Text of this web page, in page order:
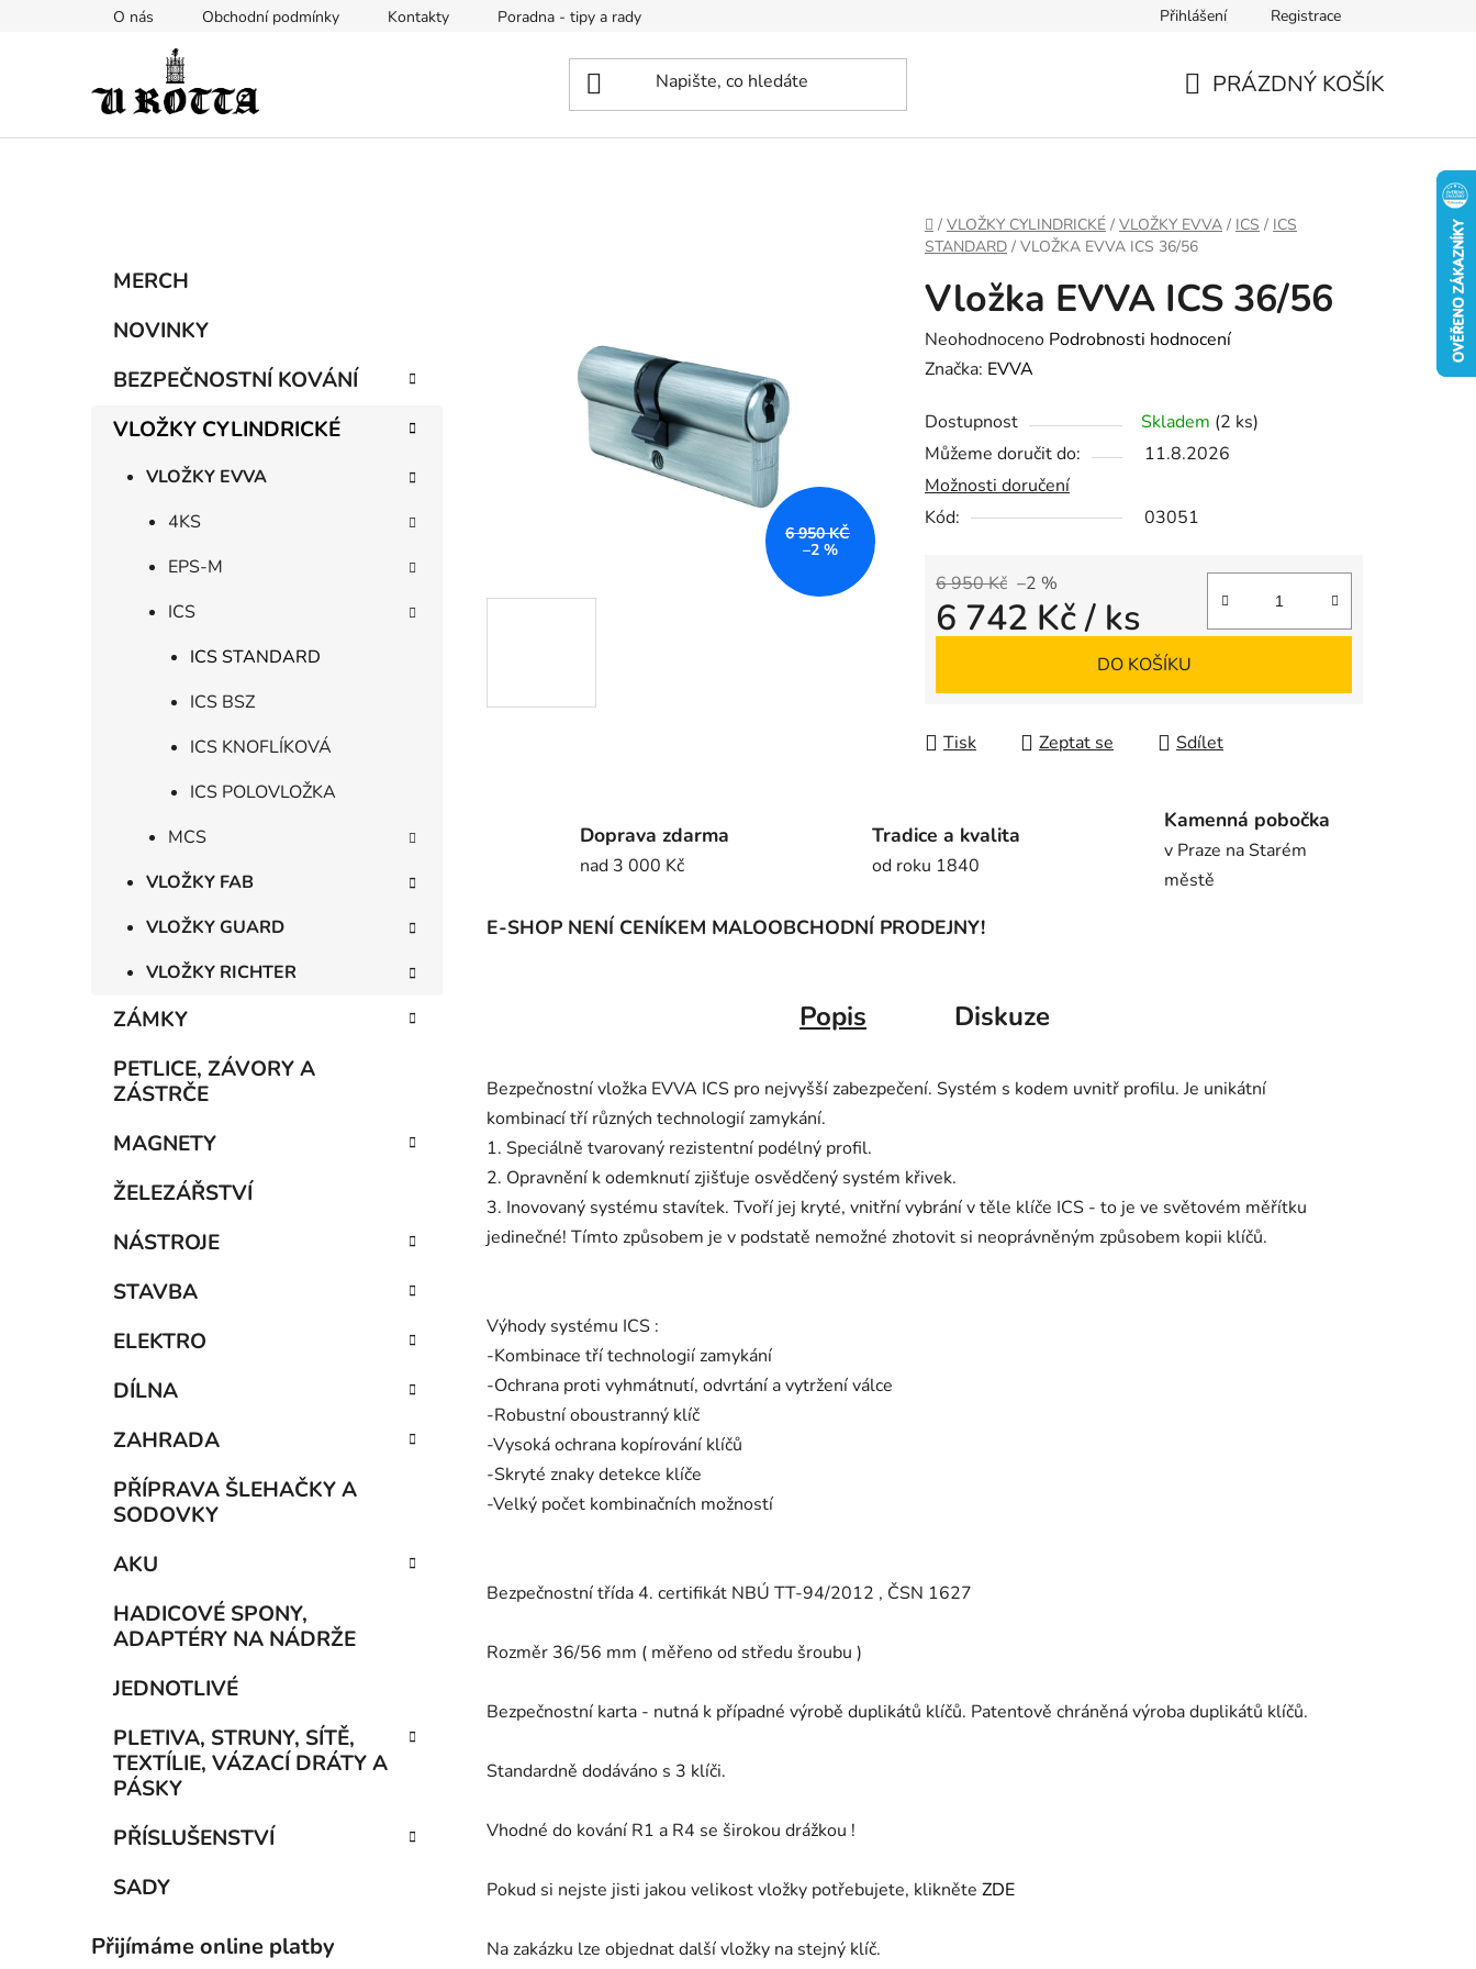
O nás Obchodní podmínky Kontakty Poradna - tipy a rady Přihlášení Registrace
PRÁZDNÝ KOŠÍK
DOMŮ
/ VLOŽKY CYLINDRICKÉ / VLOŽKY EVVA / ICS / ICS
STANDARD / VLOŽKA EVVA ICS 36/56
Přeskočit
kategorie
MERCH
NOVINKY
BEZPEČNOSTNÍ KOVÁNÍ
VLOŽKY CYLINDRICKÉ
VLOŽKY EVVA
4KS
EPS-M
ICS
ICS STANDARD
ICS BSZ
ICS KNOFLÍKOVÁ
ICS POLOVLOŽKA
MCS
VLOŽKY FAB
VLOŽKY GUARD
VLOŽKY RICHTER
ZÁMKY
PETLICE, ZÁVORY A
ZÁSTRČE
MAGNETY
ŽELEZÁŘSTVÍ
NÁSTROJE
STAVBA
ELEKTRO
DÍLNA
ZAHRADA
PŘÍPRAVA ŠLEHAČKY A
SODOVKY
AKU
HADICOVÉ SPONY,
ADAPTÉRY NA NÁDRŽE
JEDNOTLIVÉ
PLETIVA, STRUNY, SÍTĚ,
TEXTÍLIE, VÁZACÍ DRÁTY A
PÁSKY
PŘÍSLUŠENSTVÍ
SADY
Přijímáme online platby
Vložka EVVA ICS 36/56
Průměrné
hodnocení
je
0,0
z
5
Neohodnoceno Podrobnosti hodnocení
Značka: EVVA
Dostupnost Skladem (2 ks)
Můžeme doručit do:
11.8.2026
Možnosti doručení
Kód:
03051
6 950 Kč –2 %
6 742 Kč/ ks
DO KOŠÍKU
Tisk Zeptat se Sdílet
6 950 KČ
–2 %
Doprava zdarma
nad 3 000 Kč
Tradice a kvalita
od roku 1840
Kamenná pobočka
v Praze na Starém
městě
E-SHOP NENÍ CENÍKEM MALOOBCHODNÍ PRODEJNY!
Popis Diskuze
Bezpečnostní vložka EVVA ICS pro nejvyšší zabezpečení. Systém s kodem uvnitř profilu. Je unikátní
kombinací tří různých technologií zamykání.
1. Speciálně tvarovaný rezistentní podélný profil.
2. Opravnění k odemknutí zjišťuje osvědčený systém křivek.
3. Inovovaný systému stavítek. Tvoří jej kryté, vnitřní vybrání v těle klíče ICS - to je ve světovém měřítku
jedinečné! Tímto způsobem je v podstatě nemožné zhotovit si neoprávněným způsobem kopii klíčů.
Výhody systému ICS :
-Kombinace tří technologií zamykání
-Ochrana proti vyhmátnutí, odvrtání a vytržení válce
-Robustní oboustranný klíč
-Vysoká ochrana kopírování klíčů
-Skryté znaky detekce klíče
-Velký počet kombinačních možností
Bezpečnostní třída 4. certifikát NBÚ TT-94/2012 , ČSN 1627
Rozměr 36/56 mm ( měřeno od středu šroubu )
Bezpečnostní karta - nutná k případné výrobě duplikátů klíčů. Patentově chráněná výroba duplikátů klíčů.
Standardně dodáváno s 3 klíči.
Vhodné do kování R1 a R4 se širokou drážkou !
Pokud si nejste jisti jakou velikost vložky potřebujete, klikněte ZDE
Na zakázku lze objednat další vložky na stejný klíč.